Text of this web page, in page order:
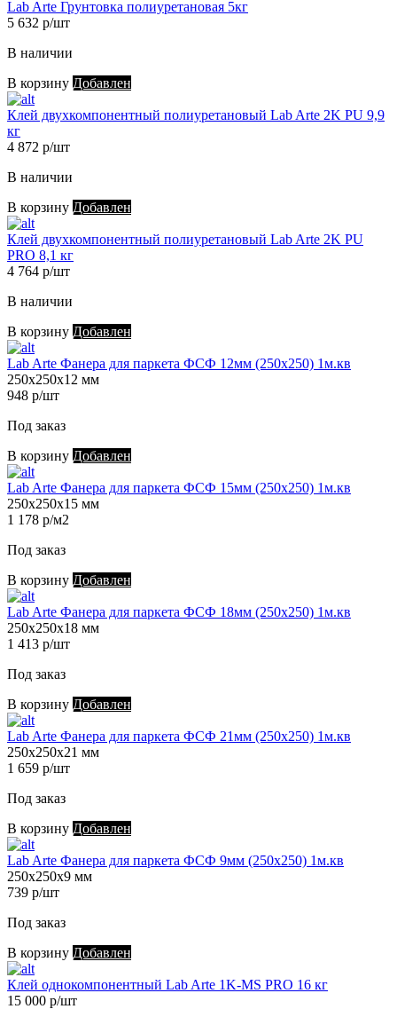
Lab Arte Грунтовка полиуретановая 5кг
5 632 р/шт
В наличии
В корзину Добавлен
Клей двухкомпонентный полиуретановый Lab Arte 2K PU 9,9
кг
4 872 р/шт
В наличии
В корзину Добавлен
Клей двухкомпонентный полиуретановый Lab Arte 2K PU
PRO 8,1 кг
4 764 р/шт
В наличии
В корзину Добавлен
Lab Arte Фанера для паркета ФСФ 12мм (250х250) 1м.кв
250х250х12 мм
948 р/шт
Под заказ
В корзину Добавлен
Lab Arte Фанера для паркета ФСФ 15мм (250х250) 1м.кв
250х250х15 мм
1 178 р/м2
Под заказ
В корзину Добавлен
Lab Arte Фанера для паркета ФСФ 18мм (250х250) 1м.кв
250х250х18 мм
1 413 р/шт
Под заказ
В корзину Добавлен
Lab Arte Фанера для паркета ФСФ 21мм (250х250) 1м.кв
250х250х21 мм
1 659 р/шт
Под заказ
В корзину Добавлен
Lab Arte Фанера для паркета ФСФ 9мм (250х250) 1м.кв
250х250х9 мм
739 р/шт
Под заказ
В корзину Добавлен
Клей однокомпонентный Lab Arte 1K-MS PRO 16 кг
15 000 р/шт